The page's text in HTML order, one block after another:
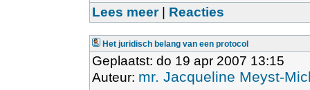
Lees meer| Reacties
Het juridisch belang van een protocol
Geplaatst: do 19 apr 2007 13:15
Auteur: mr. Jacqueline Meyst-